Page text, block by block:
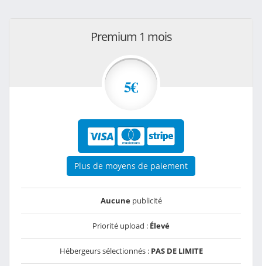
Premium 1 mois
5€
Plus de moyens de paiement
Aucunepublicité
Priorité upload : Élevé
Hébergeurs sélectionnés : PAS DE LIMITE